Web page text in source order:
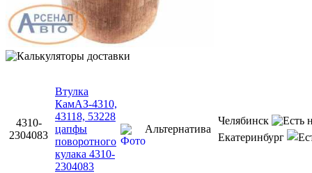
4310-
2304083
Втулка
КамАЗ-4310,
43118, 53228
цапфы
поворотного
кулака 4310-
2304083
Альтернатива
Челябинск
Екатеринбург